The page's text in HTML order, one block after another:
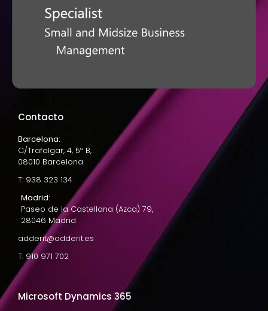
Contacto
Barcelona:
C/Trafalgar, 4, 5º B,
08010 Barcelona
T: 938 323 134
Madrid:
Paseo de la Castellana (Azca) 79,
28046 Madrid
adderit@adderit.es
T: 910 971 702
Microsoft Dynamics 365